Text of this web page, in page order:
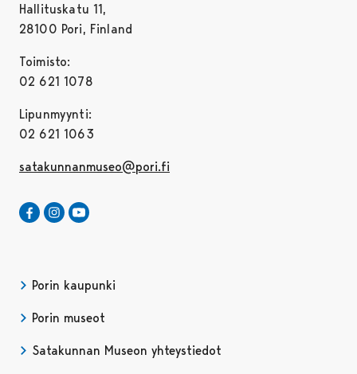
Hallituskatu 11,
28100 Pori, Finland
Toimisto:
02 621 1078
Lipunmyynti:
02 621 1063
satakunnanmuseo@pori.fi
Satakunnan Museo Facebookissa
Avautuu uudessa välilehdessä
Satakunnan Museo Instagrammissa
Avautuu uudessa välilehdessä
Porin kaupunki
Porin museot
Satakunnan Museon yhteystiedot